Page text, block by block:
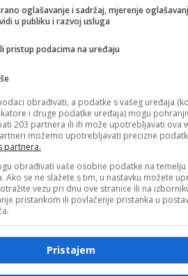
ne žele čekati dvije sedmice, Vance
sastanak tima za nacionalnu
slao vojnu pomoć Izraelu, postat
u sukob bilo bi izuzetno opasno”
oglašavanje i sadržaj, mjerenje
u publiku i razvoj usluga
pristup podacima na uređaju
obrađivati, a podatke s vašeg uređaja
i druge podatke uređaja) mogu
203 partnera ili ih može upotrebljavati ova
možemo upotrebljavati precizne
partnera.
obrađivati vaše osobne podatke na temelju
Ako se ne slažete s tim, u nastavku možete
vezu pri dnu ove stranice ili na
pristankom ili povlačenje pristanka u
Pristajem